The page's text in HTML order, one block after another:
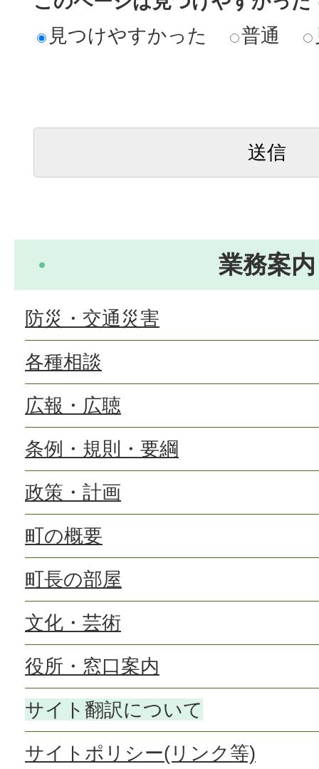
見つけやすかった
普通
業務案内
防災・交通災害
各種相談
広報・広聴
条例・規則・要綱
政策・計画
町の概要
町長の部屋
文化・芸術
役所・窓口案内
サイト翻訳について
サイトポリシー(リンク等)